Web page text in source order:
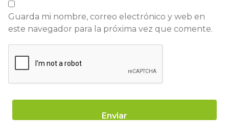
Guarda mi nombre, correo electrónico y web en
este navegador para la próxima vez que comente.